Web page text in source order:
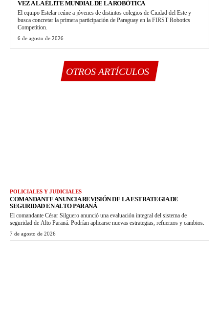
VEZ A LA ÉLITE MUNDIAL DE LA ROBÓTICA
El equipo Estelar reúne a jóvenes de distintos colegios de Ciudad del Este y
busca concretar la primera participación de Paraguay en la FIRST Robotics
Competition.
6 de agosto de 2026
OTROS ARTÍCULOS
POLICIALES Y JUDICIALES
COMANDANTE ANUNCIA REVISIÓN DE LA ESTRATEGIA DE
SEGURIDAD EN ALTO PARANÁ
El comandante César Silguero anunció una evaluación integral del sistema de
seguridad de Alto Paraná. Podrían aplicarse nuevas estrategias, refuerzos y cambios.
7 de agosto de 2026